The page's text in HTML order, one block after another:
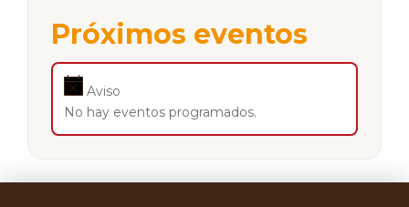
Próximos eventos
Aviso
No hay eventos programados.